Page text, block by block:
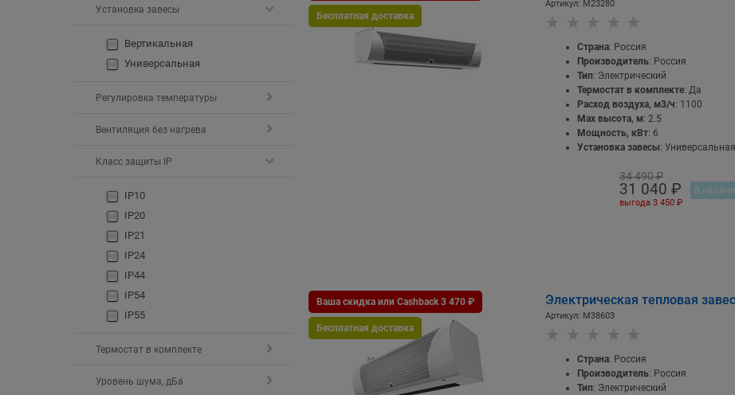
Установка завесы
Вертикальная
Универсальная
Регулировка температуры
Вентиляция без нагрева
Класс защиты IP
IP10
IP20
IP21
IP24
IP44
IP54
IP55
Термостат в комплекте
Уровень шума, дБа
Артикул: M23280
Страна: Россия
Производитель: Россия
Тип: Электрический
Термостат в комплекте: Да
Расход воздуха, м3/ч: 1100
Max высота, м: 2.5
Мощность, кВт: 6
Установка завесы: Универсальная
Бесплатная доставка
34 490 ₽
31 040 ₽
выгода 3 450 ₽
В
Электрическая тепловая
Артикул: M38603
Страна: Россия
Производитель: Россия
Тип: Электрический
Ваша скидка или Cashback 3 470 ₽
Бесплатная доставка